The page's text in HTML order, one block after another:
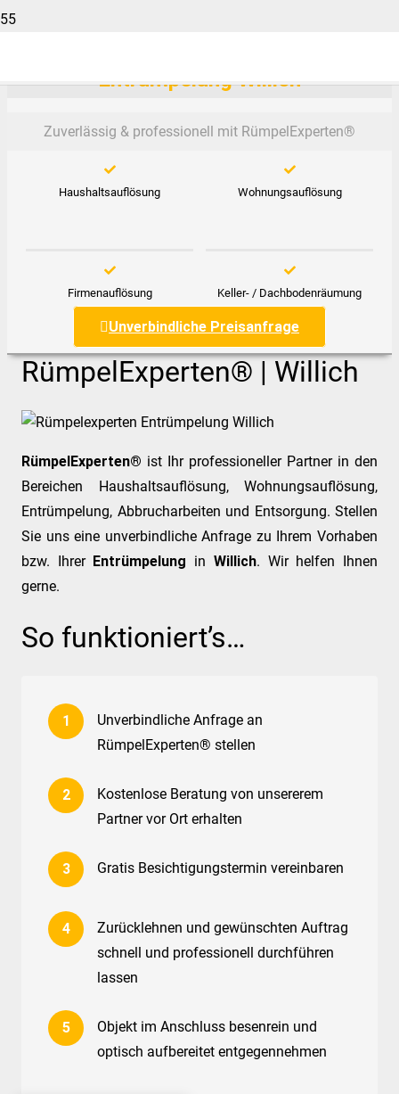
Entrümpelung Willich
Zuverlässig & professionell mit RümpelExperten®️
Haushaltsauflösung Wohnungsauflösung
Firmenauflösung Keller- / Dachbodenräumung
Unverbindliche Preisanfrage
RümpelExperten® | Willich
RümpelExperten® ist Ihr professioneller Partner in den
Bereichen Haushaltsauflösung, Wohnungsauflösung,
Entrümpelung, Abbrucharbeiten und Entsorgung. Stellen
Sie uns eine unverbindliche Anfrage zu Ihrem Vorhaben
bzw. Ihrer Entrümpelung in Willich. Wir helfen Ihnen
gerne.
So funktioniert’s…
Unverbindliche Anfrage an
RümpelExperten® stellen
Kostenlose Beratung von unsererem
Partner vor Ort erhalten
Gratis Besichtigungstermin vereinbaren
Zurücklehnen und gewünschten Auftrag
schnell und professionell durchführen
lassen
Objekt im Anschluss besenrein und
optisch aufbereitet entgegennehmen